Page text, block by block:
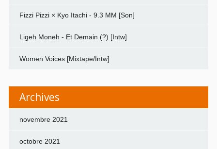
Fizzi Pizzi × Kyo Itachi - 9.3 MM [Son]
Ligeh Moneh - Et Demain (?) [Intw]
Women Voices [Mixtape/Intw]
Archives
novembre 2021
octobre 2021